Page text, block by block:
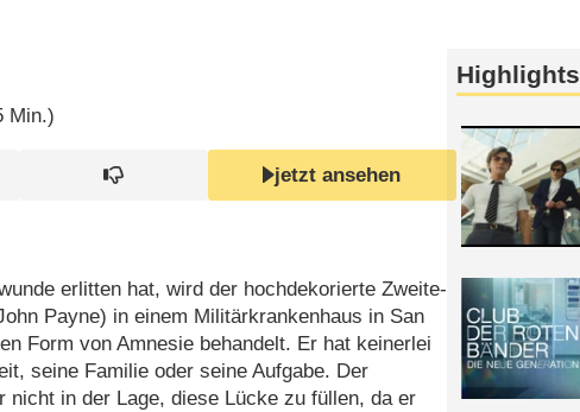
Min.)
jetzt ansehen
erlitten hat, wird der hochdekorierte Zweite-
Payne) in einem Militärkrankenhaus in San
Form von Amnesie behandelt. Er hat keinerlei
seine Familie oder seine Aufgabe. Der
nicht in der Lage, diese Lücke zu füllen, da er
Highlights